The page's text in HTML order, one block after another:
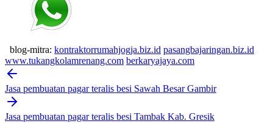
blog-mitra: kontraktorrumahjogja.biz.id pasangbajaringan.biz.id
www.tukangkolamrenang.com berkaryajaya.com
Post
navigation
Jasa pembuatan pagar teralis besi Sawah Besar Gambir
Jasa pembuatan pagar teralis besi Tambak Kab. Gresik